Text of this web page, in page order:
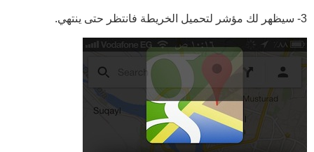
3- سيظهر لك مؤشر لتحميل الخريطة فانتظر حتى ينتهي.